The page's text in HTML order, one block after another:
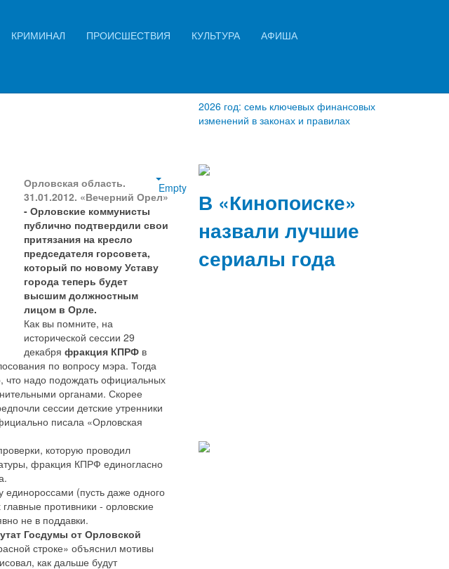
КРИМИНАЛ ПРОИСШЕСТВИЯ КУЛЬТУРА АФИША
вручили
Empty
Орловская область.
31.01.2012. «Вечерний Орел»
- Орловские коммунисты
публично подтвердили свои
притязания на кресло
председателя горсовета,
который по новому Уставу
города теперь будет
высшим должностным
лицом в Орле.
Как вы помните, на
исторической сессии 29
декабря фракция КПРФ в
по вопросу мэра. Тогда
надо подождать официальных
органами. Скорее
сессии детские утренники
писала «Орловская
которую проводил
фракция КПРФ единогласно
единороссами (пусть даже одного
противники - орловские
не в поддавки.
Госдумы от Орловской
строке» объяснил мотивы
как дальше будут
2026 год: семь ключевых финансовых
изменений в законах и правилах
В «Кинопоиске»
назвали лучшие
сериалы года